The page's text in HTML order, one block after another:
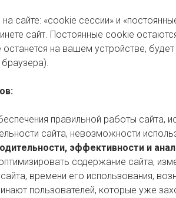
сайте: «cookie сессии» и
сайт. Постоянные cookie
на вашем устройстве,
правильной работы сайта,
сайта, невозможности
эффективности и
содержание сайта,
времени его использования,
пользователей, которые уже